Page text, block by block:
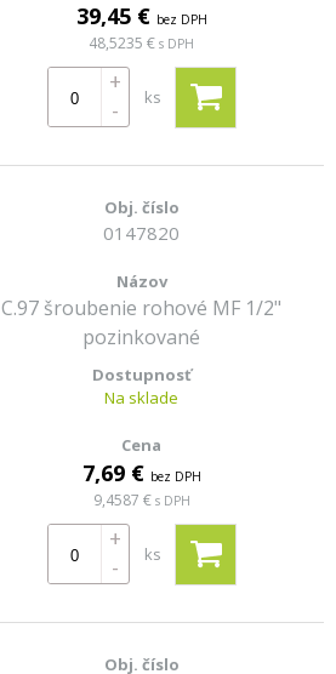
39,45 € bez DPH
48,5235 € s DPH
+
-
ks
0147820
C.97 šroubenie rohové MF 1/2"
pozinkované
Na sklade
7,69 € bez DPH
9,4587 € s DPH
+
-
ks